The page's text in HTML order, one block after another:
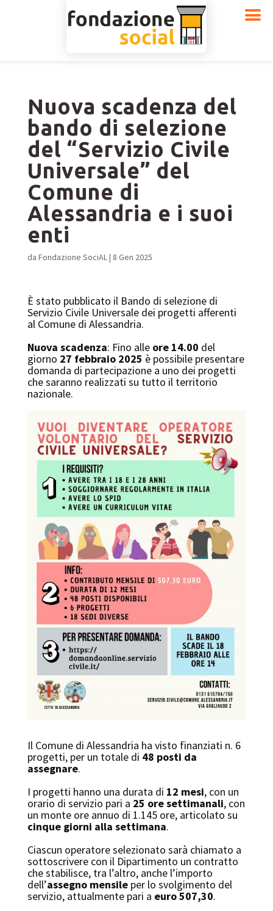
Nuova scadenza del
bando di selezione
del “Servizio Civile
Universale” del
Comune di
Alessandria e i suoi
enti
da Fondazione SociAL| 8 Gen 2025
È stato pubblicato il Bando di selezione di
Servizio Civile Universale dei progetti afferenti
al Comune di Alessandria.
Nuova scadenza: Fino alle ore 14.00 del
giorno 27 febbraio 2025 è possibile presentare
domanda di partecipazione a uno dei progetti
che saranno realizzati su tutto il territorio
nazionale.
Il Comune di Alessandria ha visto finanziati n. 6
progetti, per un totale di 48 posti da
assegnare.
I progetti hanno una durata di 12 mesi, con un
orario di servizio pari a 25 ore settimanali, con
un monte ore annuo di 1.145 ore, articolato su
cinque giorni alla settimana.
Ciascun operatore selezionato sarà chiamato a
sottoscrivere con il Dipartimento un contratto
che stabilisce, tra l’altro, anche l’importo
dell’assegno mensileper lo svolgimento del
servizio, attualmente pari a euro 507,30.